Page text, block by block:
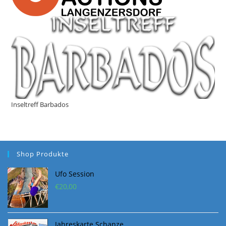
Inseltreff Barbados
Shop Produkte
Ufo Session
€20,00